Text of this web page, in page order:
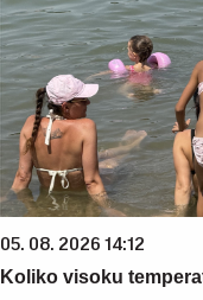
05. 08. 2026 14:12
Koliko visoku